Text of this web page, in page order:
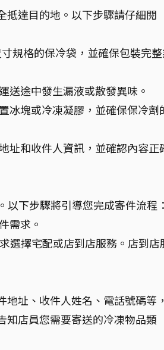
抵達目的地。以下步驟請仔細閱
規格的保冷袋，並確保包裝完
送途中發生漏液或散發異味。
冰塊或冷凍凝膠，並確保保冷劑
址和收件人資訊，並確認內容正
以下步驟將引導您完成寄件流程
需求。
選擇宅配或店到店服務。店到店
地址、收件人姓名、電話號碼等
知店員您需要寄送的冷凍物品類